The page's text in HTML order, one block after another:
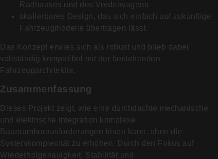
Radhauses und des Vorderwagens
skalierbares Design, das sich einfach auf zukünftige
Fahrzeugmodelle übertragen lässt.
Das Konzept erwies sich als robust und blieb dabei
vollständig kompatibel mit der bestehenden
Fahrzeugarchitektur.
Zusammenfassung
Dieses Projekt zeigt, wie eine durchdachte mechanische
und elektrische Integration komplexe
Bauraumherausforderungen lösen kann, ohne die
Systemkomplexität zu erhöhen. Durch den Fokus auf
Wiederholgenauigkeit, Stabilität und